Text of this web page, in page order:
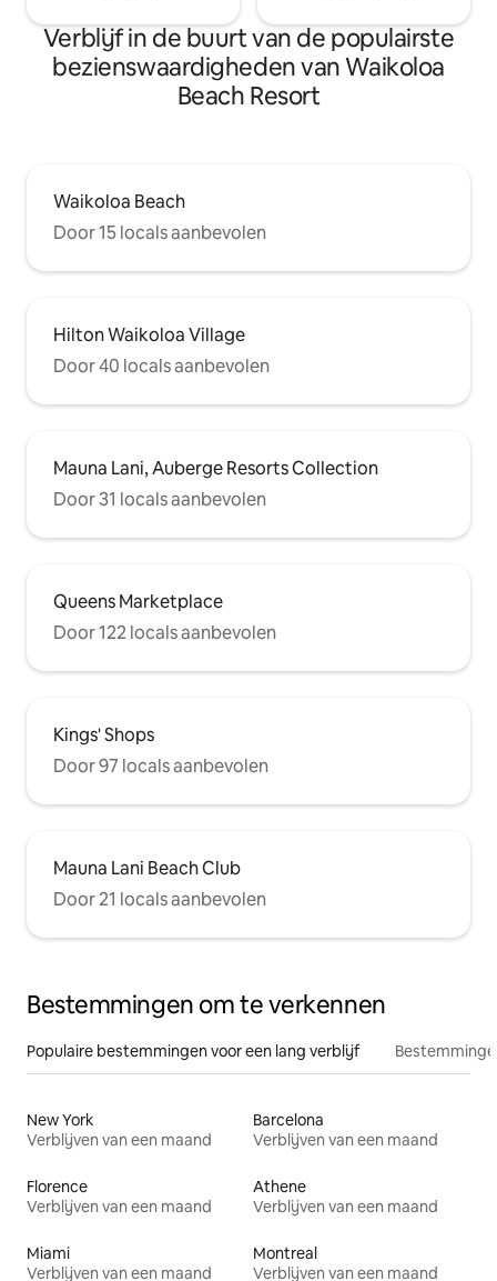
Verblijf in de buurt van de populairste
bezienswaardigheden van Waikoloa
Beach Resort
Waikoloa Beach
Door 15 locals aanbevolen
Hilton Waikoloa Village
Door 40 locals aanbevolen
Mauna Lani, Auberge Resorts Collection
Door 31 locals aanbevolen
Queens Marketplace
Door 122 locals aanbevolen
Kings' Shops
Door 97 locals aanbevolen
Mauna Lani Beach Club
Door 21 locals aanbevolen
Bestemmingen om te verkennen
Populaire bestemmingen voor een lang verblijf
New York
Verblijven van een maand
Barcelona
Verblijven van een maand
Florence
Verblijven van een maand
Athene
Verblijven van een maand
Miami
Verblijven van een maand
Montreal
Verblijven van een maand